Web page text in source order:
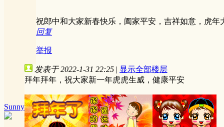
祝郎中和大家新春快乐，阖家平安，吉祥如意，虎年
回复
举报
Sunny
发表于 2022-1-31 22:25 | 显示全部楼层
拜年拜年，祝大家新一年虎虎生威，健康平安